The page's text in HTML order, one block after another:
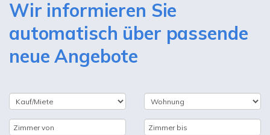
Wir informieren Sie
automatisch über passende
neue Angebote